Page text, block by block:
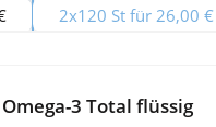
2x120 St für 26,00 €
3 Total flüssig